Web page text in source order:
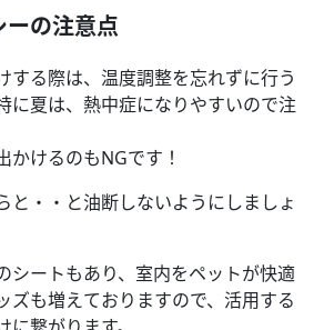
の注意点
する際は、温度調整を忘れずに行う
に夏は、熱中症になりやすいので注
かけるのもNGです！
と・・と油断しないようにしましょ
シートもあり、室内をペットが快適
ズも増えておりますので、活用する